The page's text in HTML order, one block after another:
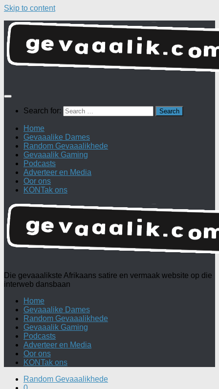
Skip to content
Search for:
Home
Gevaaalike Dames
Random Gevaaalikhede
Gevaaalik Gaming
Podcasts
Adverteer en Media
Oor ons
KONTak ons
Die gevaaalikste Afrikaans satire en vermaak website op die
interweb dansbaan
Home
Gevaaalike Dames
Random Gevaaalikhede
Gevaaalik Gaming
Podcasts
Adverteer en Media
Oor ons
KONTak ons
Random Gevaaalikhede